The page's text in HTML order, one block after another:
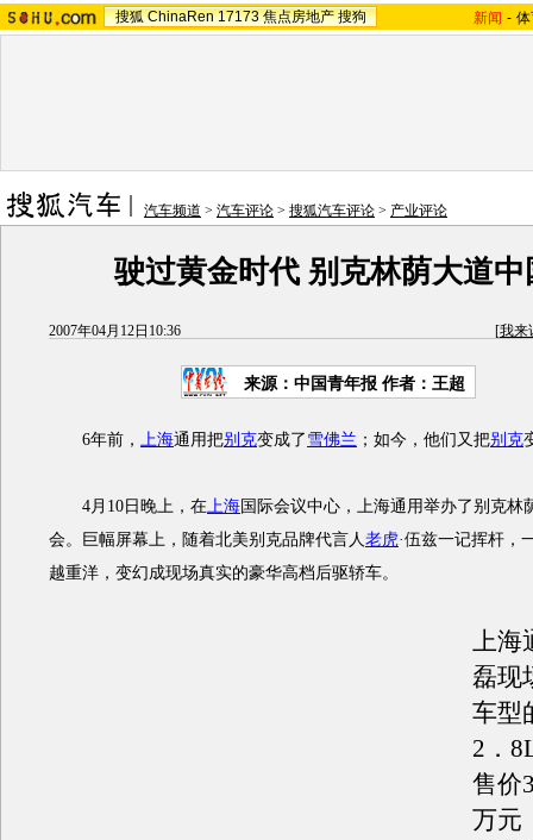
搜狐 ChinaRen 17173 焦点房地产 搜狗 新闻 -
汽车频道 > 汽车评论 > 搜狐汽车评论 > 产业评论
驶过黄金时代 别克林荫大道中
2007年04月12日10:36 [我来
来源：中国青年报 作者：王超
6年前， 上海通用把别克变成了 雪佛兰 ；如今，他们又把别克
4月10日晚上，在上海国际会议中心，上海通用举办了别克林
会。巨幅屏幕上，随着北美别克品牌代言人老虎·伍兹一记挥杆，
越重洋，变幻成现场真实的豪华高档后驱轿车。
上海
磊现
车型
2．
售价
万元